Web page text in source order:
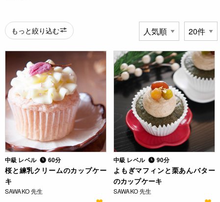
もっと絞り込む
中級 レベル 60分
桜と練乳クリームのカップケー
キ
SAWAKO 先生
中級 レベル 90分
よもぎマフィンと栗あんバター
のカップケーキ
SAWAKO 先生